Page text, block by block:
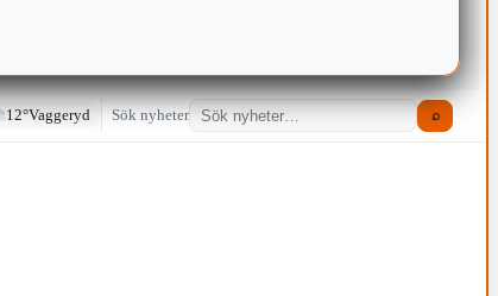
12°Vaggeryd Sök nyheter ⌕